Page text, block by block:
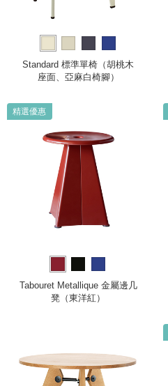
Standard 標準單椅（胡桃木
座面、亞麻白椅腳）
精選優惠
Tabouret Metallique 金屬邊几
凳（東洋紅）